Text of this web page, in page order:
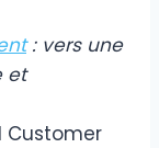
: vers une
et
Customer